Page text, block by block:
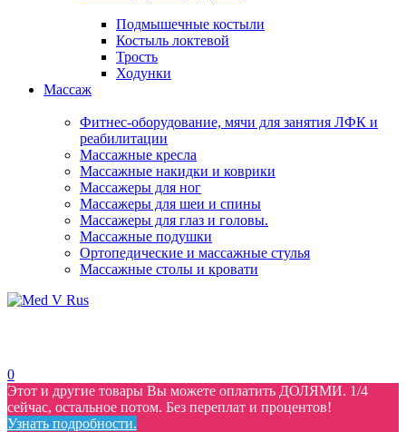
Подмышечные костыли
Костыль локтевой
Трость
Ходунки
Массаж
Фитнес-оборудование, мячи для занятия ЛФК и
реабилитации
Массажные кресла
Массажные накидки и коврики
Массажеры для ног
Массажеры для шеи и спины
Массажеры для глаз и головы.
Массажные подушки
Ортопедические и массажные стулья
Массажные столы и кровати
0
Этот и другие товары Вы можете оплатить ДОЛЯМИ. 1/4
сейчас, остальное потом. Без переплат и процентов!
Узнать подробности.